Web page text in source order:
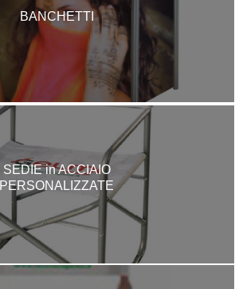
BANCHETTI
SEDIE in ACCIAIO
PERSONALIZZATE